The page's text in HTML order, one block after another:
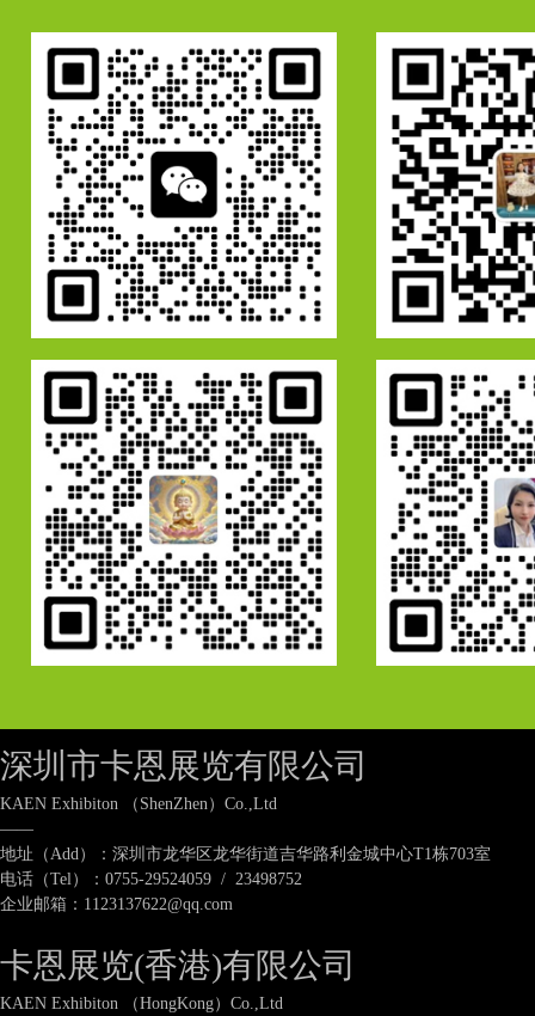
深圳市卡恩展览有限公司
KAEN Exhibiton （ShenZhen）Co.,Ltd
——
地址（Add）：深圳市龙华区龙华街道吉华路利金城中心T1栋703室
电话（Tel）：0755-29524059 / 23498752
企业邮箱：1123137622@qq.com
卡恩展览(香港)有限公司
KAEN Exhibiton （HongKong）Co.,Ltd